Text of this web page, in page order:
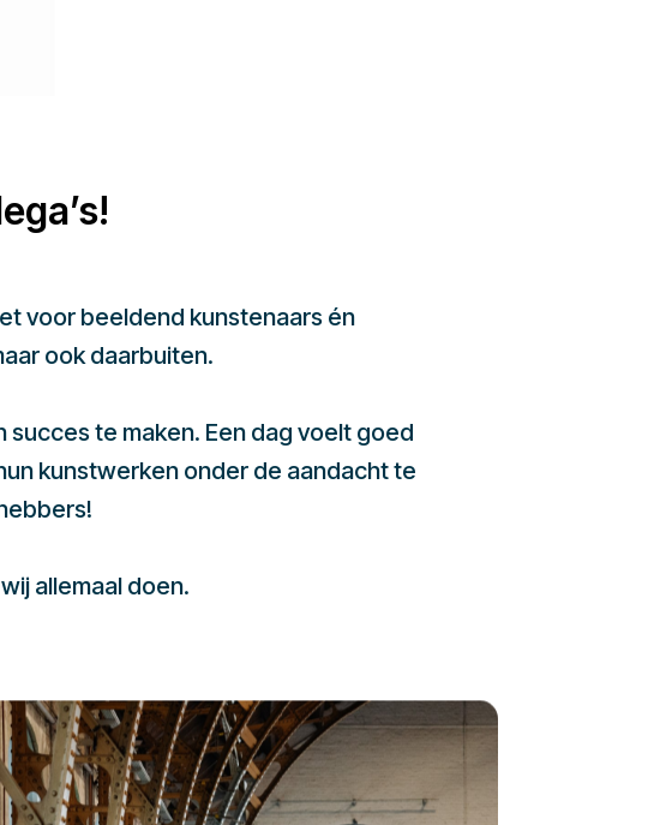
voor beeldend kunstenaars én
ook daarbuiten.
te maken. Een dag voelt goed
kunstwerken onder de aandacht te
allemaal doen.